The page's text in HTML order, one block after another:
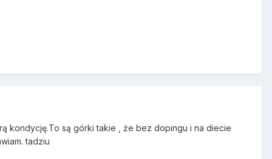
kondycję.To są górki takie , że bez dopingu i na diecie
tadziu